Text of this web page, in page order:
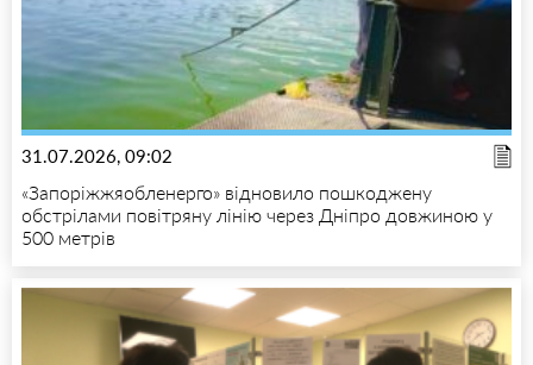
31.07.2026, 09:02
«Запоріжжяобленерго» відновило пошкоджену
обстрілами повітряну лінію через Дніпро довжиною у
500 метрів